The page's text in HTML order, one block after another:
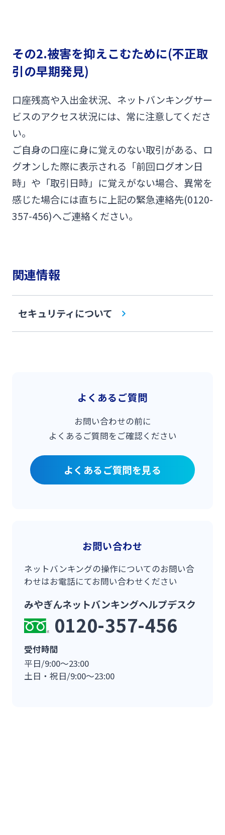
その2.被害を抑えこむために(不正取
引の早期発見)
口座残高や入出金状況、ネットバンキングサー
ビスのアクセス状況には、常に注意してくださ
い。
ご自身の口座に身に覚えのない取引がある、ロ
グオンした際に表示される「前回ログオン日
時」や「取引日時」に覚えがない場合、異常を
感じた場合には直ちに上記の緊急連絡先(0120-
357-456)へご連絡ください。
関連情報
セキュリティについて
よくあるご質問
お問い合わせの前に
よくあるご質問をご確認ください
よくあるご質問を見る
お問い合わせ
ネットバンキングの操作についてのお問い合
わせはお電話にてお問い合わせください
みやぎんネットバンキングヘルプデスク
0120-357-456
受付時間
平日/9:00～23:00
土日・祝日/9:00～23:00